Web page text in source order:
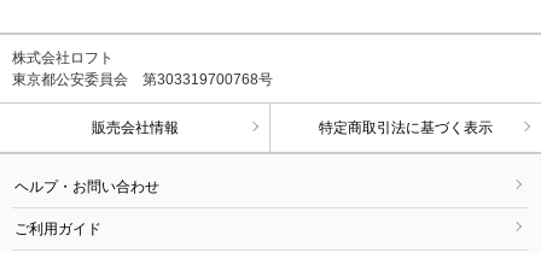
株式会社ロフト
東京都公安委員会 第303319700768号
販売会社情報 特定商取引法に基づく表示
ヘルプ・お問い合わせ
ご利用ガイド